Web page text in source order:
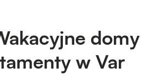
domy
w Var